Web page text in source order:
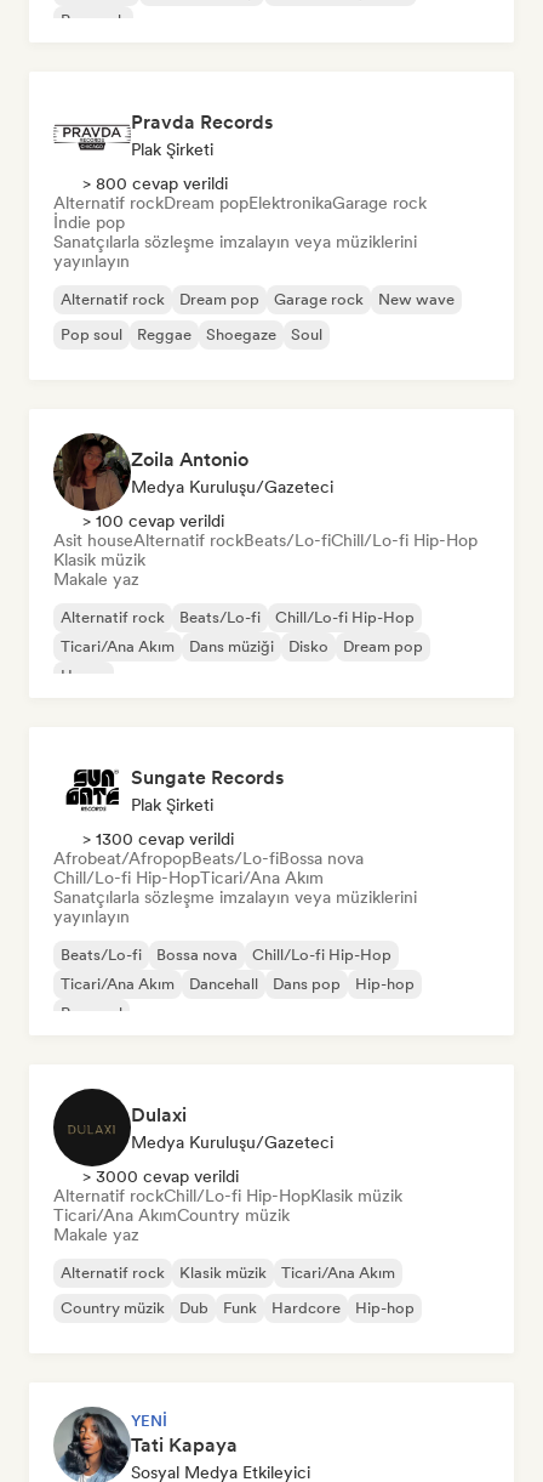
Pop rock
Pravda Records
Plak Şirketi
> 800 cevap verildi
Alternatif rockDream popElektronikaGarage rock
İndie pop
Sanatçılarla sözleşme imzalayın veya müziklerini
yayınlayın
Alternatif rock Dream pop Garage rock
New wave
Pop soul
Reggae Shoegaze Soul
Zoila Antonio
Medya Kuruluşu/Gazeteci
> 100 cevap verildi
Asit houseAlternatif rockBeats/Lo-fiChill/Lo-fi Hip-Hop
Klasik müzik
Makale yaz
Alternatif rock Beats/Lo-fi
Chill/Lo-fi Hip-Hop
Ticari/Ana Akım
Dans müziği Disko
Dream pop
House
Sungate Records
Plak Şirketi
> 1300 cevap verildi
Afrobeat/AfropopBeats/Lo-fiBossa nova
Chill/Lo-fi Hip-HopTicari/Ana Akım
Sanatçılarla sözleşme imzalayın veya müziklerini
yayınlayın
Beats/Lo-fi Bossa nova
Chill/Lo-fi Hip-Hop
Ticari/Ana Akım
Dancehall Dans pop
Hip-hop
Pop soul
Dulaxi
Medya Kuruluşu/Gazeteci
> 3000 cevap verildi
Alternatif rockChill/Lo-fi Hip-HopKlasik müzik
Ticari/Ana AkımCountry müzik
Makale yaz
Alternatif rock Klasik müzik
Ticari/Ana Akım
Country müzik
Dub Funk Hardcore Hip-hop
YENI
Tati Kapaya
Sosyal Medya Etkileyici